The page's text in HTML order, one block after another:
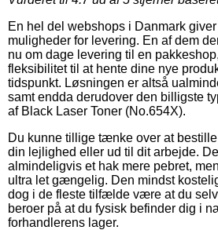
En hel del webshops i Danmark
muligheder for levering. En af dem
nu om dage levering til en
fleksibilitet til at hente dine nye
tidspunkt. Løsningen er altså
samt endda derudover den billigste
af Black Laser Toner (No.654X).
Du kunne tillige tænke over at
din lejlighed eller ud til dit arbejde.
almindeligvis et hak mere pebret,
ultra let gængelig. Den mindst
dog i de fleste tilfælde være at du
beroer på at du fysisk befinder dig i
forhandlerens lager.